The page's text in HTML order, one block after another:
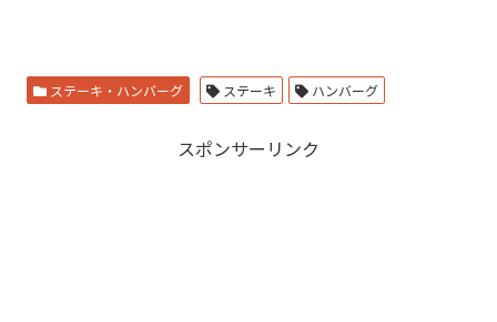
ステーキ・ハンバーグ ステーキ ハンバーグ
スポンサーリンク